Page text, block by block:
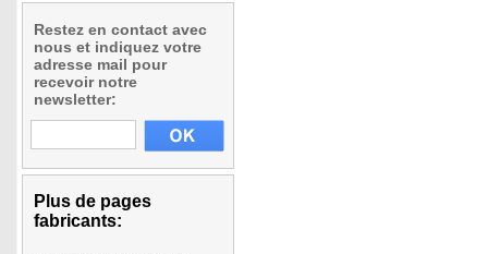
Restez en contact avec
nous et indiquez votre
adresse mail pour
recevoir notre
newsletter:
Plus de pages
fabricants: